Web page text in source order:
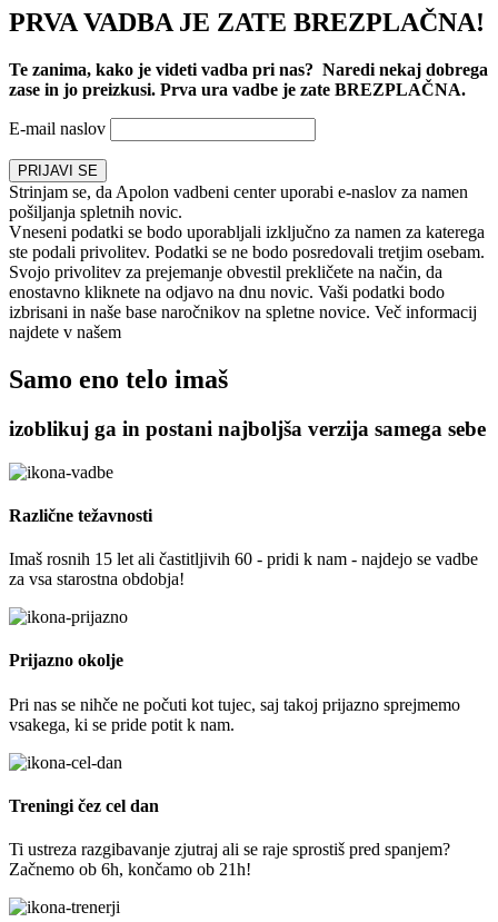
PRVA VADBA JE ZATE BREZPLAČNA!
Te zanima, kako je videti vadba pri nas? Naredi nekaj dobrega
zase in jo preizkusi. Prva ura vadbe je zate BREZPLAČNA.
E-mail naslov
Strinjam se, da Apolon vadbeni center uporabi e-naslov za namen
pošiljanja spletnih novic.
Vneseni podatki se bodo uporabljali izključno za namen za katerega
ste podali privolitev. Podatki se ne bodo posredovali tretjim osebam.
Svojo privolitev za prejemanje obvestil prekličete na način, da
enostavno kliknete na odjavo na dnu novic. Vaši podatki bodo
izbrisani in naše base naročnikov na spletne novice. Več informacij
najdete v našem
Samo eno telo imaš
izoblikuj ga in postani najboljša verzija samega sebe
Različne težavnosti
Imaš rosnih 15 let ali častitljivih 60 - pridi k nam - najdejo se vadbe
za vsa starostna obdobja!
Prijazno okolje
Pri nas se nihče ne počuti kot tujec, saj takoj prijazno sprejmemo
vsakega, ki se pride potit k nam.
Treningi čez cel dan
Ti ustreza razgibavanje zjutraj ali se raje sprostiš pred spanjem?
Začnemo ob 6h, končamo ob 21h!